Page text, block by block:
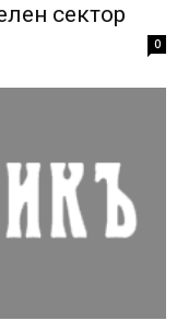
сектор
0